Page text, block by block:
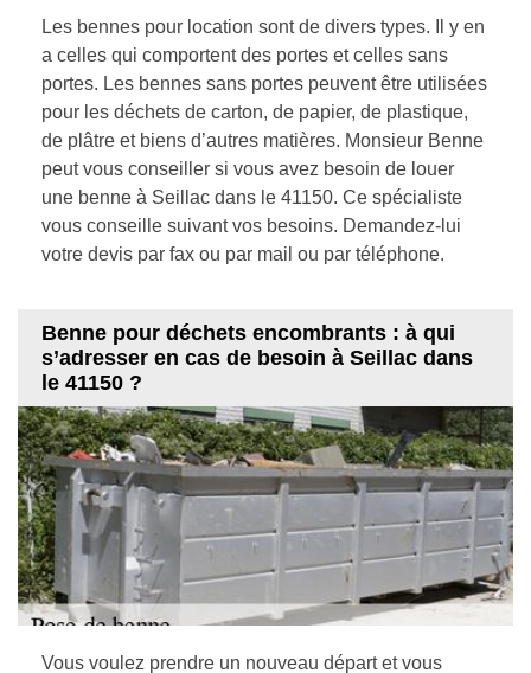
Les bennes pour location sont de divers types. Il y en
a celles qui comportent des portes et celles sans
portes. Les bennes sans portes peuvent être utilisées
pour les déchets de carton, de papier, de plastique,
de plâtre et biens d’autres matières. Monsieur Benne
peut vous conseiller si vous avez besoin de louer
une benne à Seillac dans le 41150. Ce spécialiste
vous conseille suivant vos besoins. Demandez-lui
votre devis par fax ou par mail ou par téléphone.
Benne pour déchets encombrants : à qui
s’adresser en cas de besoin à Seillac dans
le 41150 ?
Vous voulez prendre un nouveau départ et vous